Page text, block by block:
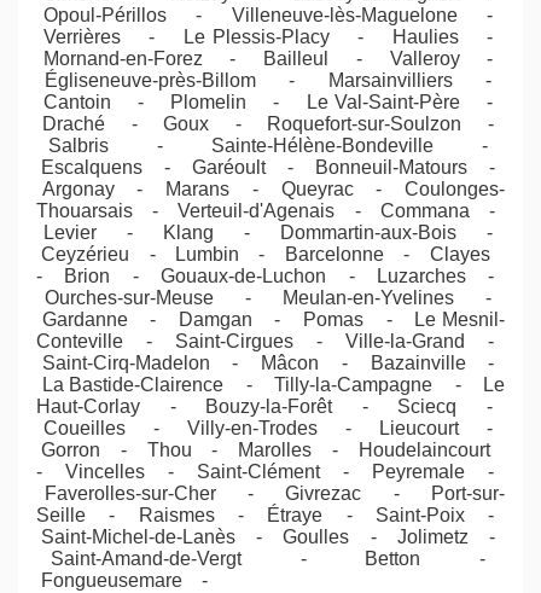
Opoul-Périllos - Villeneuve-lès-Maguelone -
Verrières - Le Plessis-Placy - Haulies -
Mornand-en-Forez - Bailleul - Valleroy -
Égliseneuve-près-Billom - Marsainvilliers -
Cantoin - Plomelin - Le Val-Saint-Père -
Draché - Goux - Roquefort-sur-Soulzon -
Salbris - Sainte-Hélène-Bondeville -
Escalquens - Garéoult - Bonneuil-Matours -
Argonay - Marans - Queyrac - Coulonges-
Thouarsais - Verteuil-d'Agenais - Commana -
Levier - Klang - Dommartin-aux-Bois -
Ceyzérieu - Lumbin - Barcelonne - Clayes
- Brion - Gouaux-de-Luchon - Luzarches -
Ourches-sur-Meuse - Meulan-en-Yvelines -
Gardanne - Damgan - Pomas - Le Mesnil-
Conteville - Saint-Cirgues - Ville-la-Grand -
Saint-Cirq-Madelon - Mâcon - Bazainville -
La Bastide-Clairence - Tilly-la-Campagne - Le
Haut-Corlay - Bouzy-la-Forêt - Sciecq -
Coueilles - Villy-en-Trodes - Lieucourt -
Gorron - Thou - Marolles - Houdelaincourt
- Vincelles - Saint-Clément - Peyremale -
Faverolles-sur-Cher - Givrezac - Port-sur-
Seille - Raismes - Étraye - Saint-Poix -
Saint-Michel-de-Lanès - Goulles - Jolimetz -
Saint-Amand-de-Vergt - Betton -
Fongueusemare -